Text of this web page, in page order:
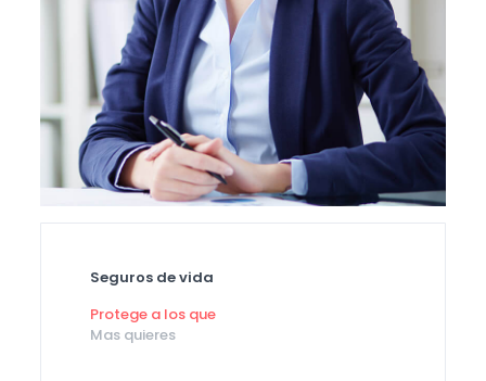
Seguros de vida
Protege a los que
Mas quieres